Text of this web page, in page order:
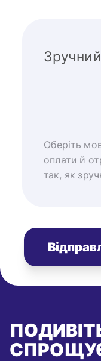
Оберіть
оплати й
так, як